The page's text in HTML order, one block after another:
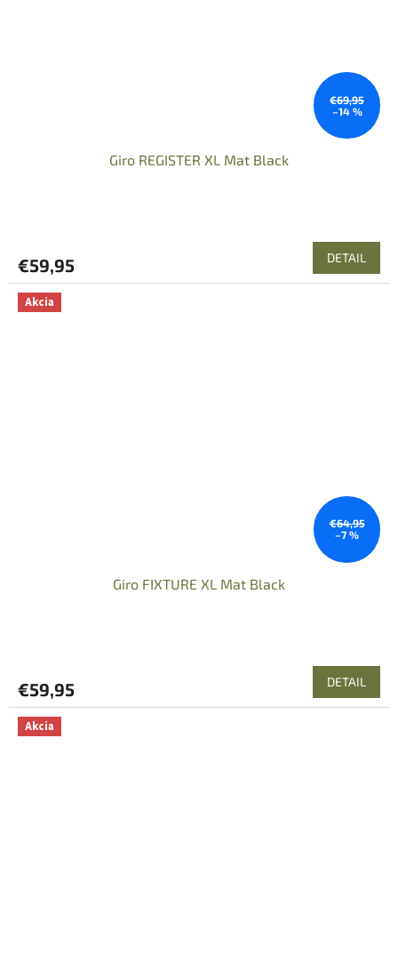
€69,95
–14 %
Giro REGISTER XL Mat Black
€59,95 DETAIL
Akcia
€64,95
–7 %
Giro FIXTURE XL Mat Black
€59,95 DETAIL
Akcia